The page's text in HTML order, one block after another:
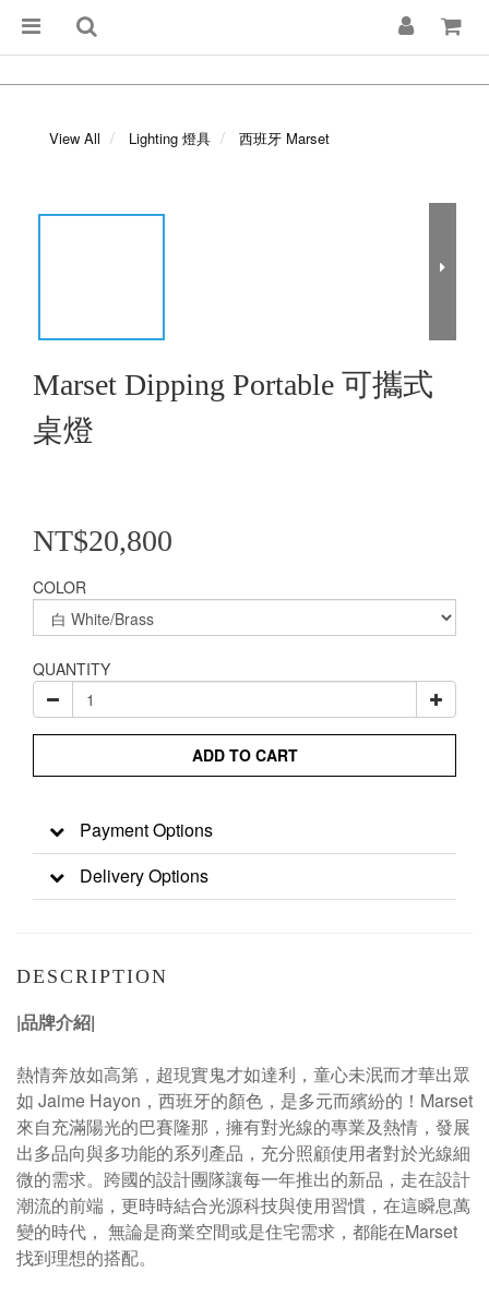
View All Lighting 燈具 西班牙 Marset
Marset Dipping Portable 可攜式
桌燈
NT$20,800
COLOR
QUANTITY
ADD TO CART
Payment Options
Delivery Options
DESCRIPTION
|品牌介紹|
熱情奔放如高第，超現實鬼才如達利，童心未泯而才華出眾
如 Jaime Hayon，西班牙的顏色，是多元而繽紛的！Marset
來自充滿陽光的巴賽隆那，擁有對光線的專業及熱情，發展
出多品向與多功能的系列產品，充分照顧使用者對於光線細
微的需求。跨國的設計團隊讓每一年推出的新品，走在設計
潮流的前端，更時時結合光源科技與使用習慣，在這瞬息萬
變的時代， 無論是商業空間或是住宅需求，都能在Marset
找到理想的搭配。